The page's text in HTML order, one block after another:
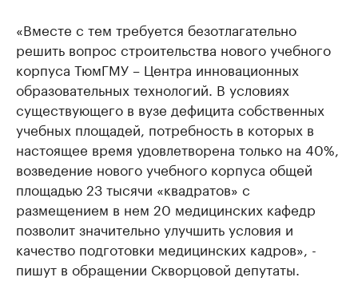
«Вместе с тем требуется безотлагательно
решить вопрос строительства нового учебного
корпуса ТюмГМУ – Центра инновационных
образовательных технологий. В условиях
существующего в вузе дефицита собственных
учебных площадей, потребность в которых в
настоящее время удовлетворена только на 40%,
возведение нового учебного корпуса общей
площадью 23 тысячи «квадратов» с
размещением в нем 20 медицинских кафедр
позволит значительно улучшить условия и
качество подготовки медицинских кадров», -
пишут в обращении Скворцовой депутаты.